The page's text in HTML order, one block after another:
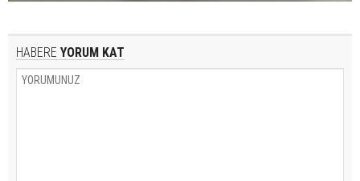
HABERE YORUM KAT